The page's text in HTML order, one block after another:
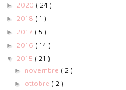
► 2020 ( 24 )
► 2018 ( 1 )
► 2017 ( 5 )
► 2016 ( 14 )
▼ 2015 ( 21 )
► novembre ( 2 )
► ottobre ( 2 )